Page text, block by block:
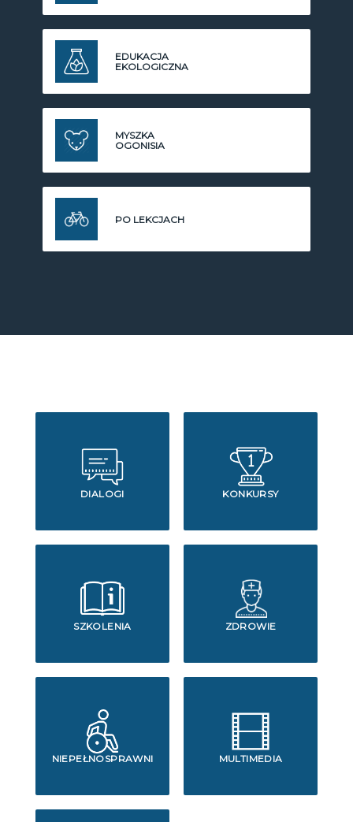
EDUKACJA
EKOLOGICZNA
MYSZKA
OGONISIA
PO LEKCJACH
DIALOGI KONKURSY
SZKOLENIA ZDROWIE
NIEPEŁNOSPRAWNI MULTIMEDIA